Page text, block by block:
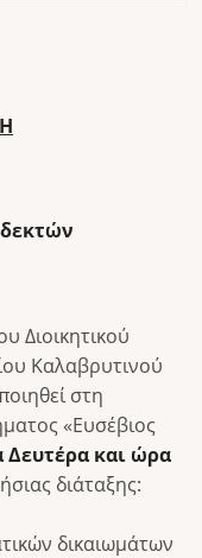
Διοικητικού
Καλαβρυτινού
στη
«Ευσέβιος
Δευτέρα και ώρα
διάταξης:
δικαιωμάτων